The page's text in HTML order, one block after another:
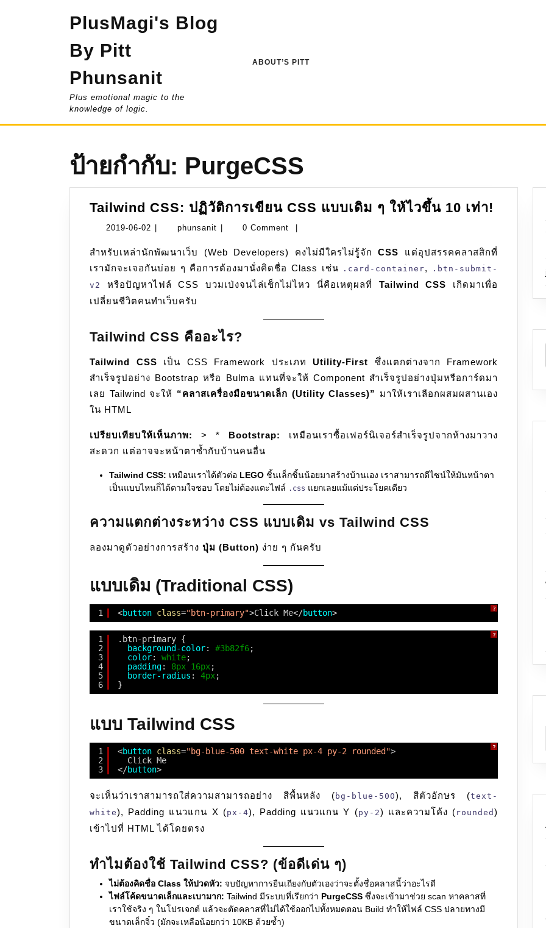
PlusMagi's Blog
By Pitt
Phunsanit
Plus emotional magic to the
knowledge of logic.
ABOUT’S PITT
ป้ายกำกับ: PurgeCSS
Tailwind CSS: ปฏิวัติการเขียน CSS แบบเดิม ๆ ให้ไวขึ้น 10 เท่า!
การ
เขียน
CSS
ไว
ขึ้น
10
2019-06-02 2019-
02
phunsanit phunsanit0 Comment
สำหรับเหล่านักพัฒนาเว็บ (Web Developers) คงไม่มีใครไม่รู้จักCSS แต่อุปสรรคคลาสสิกที่
เรามักจะเจอกันบ่อย ๆ คือการต้องมานั่งคิดชื่อ Class เช่น
.card-container,
.btn-submit-
v2
หรือปัญหาไฟล์ CSS บวมเป่งจนไล่เช็กไม่ไหว นี่คือเหตุผลที่ Tailwind CSS เกิดมาเพื่อ
เปลี่ยนชีวิตคนทำเว็บครับ
Tailwind CSS คืออะไร?
Tailwind CSS เป็น CSS Framework ประเภท Utility-First ซึ่งแตกต่างจาก Framework
สำเร็จรูปอย่าง Bootstrap หรือ Bulma แทนที่จะให้ Component สำเร็จรูปอย่างปุ่มหรือการ์ดมา
เลย Tailwind จะให้ “คลาสเครื่องมือขนาดเล็ก (Utility Classes)” มาให้เราเลือกผสมผสานเอง
ใน HTML
เปรียบเทียบให้เห็นภาพ: > * Bootstrap:
เหมือนเราซื้อเฟอร์นิเจอร์สำเร็จรูปจากห้างมาวาง
สะดวก แต่อาจจะหน้าตาซ้ำกับบ้านคนอื่น
Tailwind CSS: เหมือนเราได้ตัวต่อ LEGO ชิ้นเล็กชิ้นน้อยมาสร้างบ้านเอง เราสามารถดีไซน์ให้มันหน้าตา
เป็นแบบไหนก็ได้ตามใจชอบ โดยไม่ต้องแตะไฟล์ .css แยกเลยแม้แต่ประโยคเดียว
ความแตกต่างระหว่าง CSS แบบเดิม vs Tailwind CSS
ลองมาดูตัวอย่างการสร้าง ปุ่ม (Button) ง่าย ๆ กันครับ
แบบเดิม (Traditional CSS)
?
1 <button class="btn-primary">Click Me</button>
?
1
2
3
4
5
6
.btn-primary {
background-color: #3b82f6;
color: white;
padding: 8px 16px;
border-radius : 4px;
}
แบบ Tailwind CSS
?
1
2
3
<button class="bg-blue-500 text-white px-4 py-2 rounded">
Click Me
</button>
จะเห็นว่าเราสามารถใส่ความสามารถอย่าง สีพื้นหลัง ( bg-blue-500), สีตัวอักษร (text-
white), Padding แนวแกน X (px-4), Padding แนวแกน Y (py-2) และความโค้ง ( rounded )
เข้าไปที่ HTML ได้โดยตรง
ทำไมต้องใช้ Tailwind CSS? (ข้อดีเด่น ๆ)
ไม่ต้องคิดชื่อ Class ให้ปวดหัว: จบปัญหาการยืนเถียงกับตัวเองว่าจะตั้งชื่อคลาสนี้ว่าอะไรดี
ไฟล์โค้ดขนาดเล็กและเบามาก: Tailwind มีระบบที่เรียกว่า PurgeCSS ซึ่งจะเข้ามาช่วย scan หาคลาสที่
เราใช้จริง ๆ ในโปรเจกต์ แล้วจะตัดคลาสที่ไม่ได้ใช้ออกไปทั้งหมดตอน Build ทำให้ไฟล์ CSS ปลายทางมี
ขนาดเล็กจิ๋ว (มักจะเหลือน้อยกว่า 10KB ด้วยซ้ำ)